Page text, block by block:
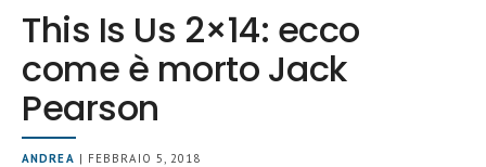
This Is Us 2×14: ecco
come è morto Jack
Pearson
ANDREA | FEBBRAIO 5, 2018